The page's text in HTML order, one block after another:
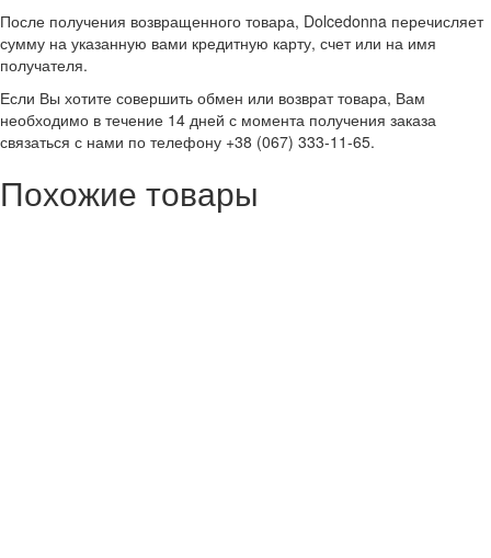
После получения возвращенного товара, Dolcedonna перечисляет
сумму на указанную вами кредитную карту, счет или на имя
получателя.
Если Вы хотите совершить обмен или возврат товара, Вам
необходимо в течение 14 дней с момента получения заказа
связаться с нами по телефону +38 (067) 333-11-65.
Похожие товары